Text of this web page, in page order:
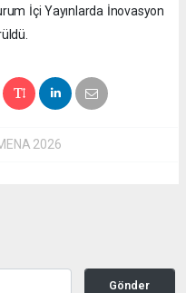
İçi Yayınlarda İnovasyon
2026
Gönder